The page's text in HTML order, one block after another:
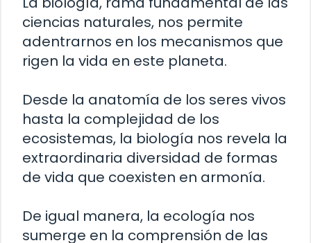
ciencias naturales, nos permite
adentrarnos en los mecanismos que
rigen la vida en este planeta.
Desde la anatomía de los seres vivos
hasta la complejidad de los
ecosistemas, la biología nos revela la
extraordinaria diversidad de formas
de vida que coexisten en armonía.
De igual manera, la ecología nos
sumerge en la comprensión de las